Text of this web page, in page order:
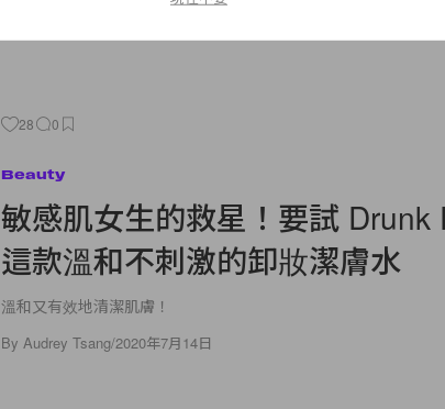
28 0
Beauty
敏感肌女生的救星！要試 Drunk
這款溫和不刺激的卸妝潔膚水
溫和又有效地清潔肌膚！
By Audrey Tsang/2020年7月14日